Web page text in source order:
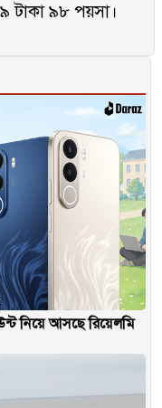
টাকা ৯৮ পয়সা।
নিয়ে আসছে রিয়েলমি